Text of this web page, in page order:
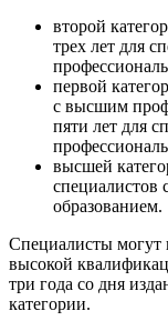
второй
трех лет для
первой
с высшим
пяти лет для
высшей
образованием.
Специалисты могут
высокой
три года со дня
категории.